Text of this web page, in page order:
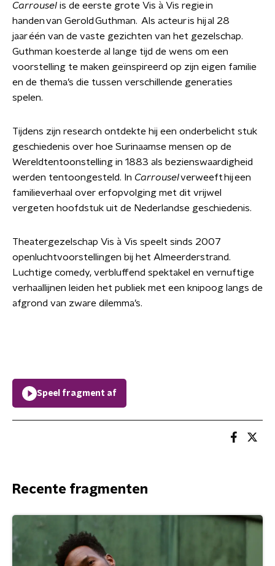
Carrousel is de eerste grote Vis à Vis regie in
handen van Gerold Guthman. Als acteur is hij al 28
jaar één van de vaste gezichten van het gezelschap.
Guthman koesterde al lange tijd de wens om een
voorstelling te maken geïnspireerd op zijn eigen familie
en de thema’s die tussen verschillende generaties
spelen.
Tijdens zijn research ontdekte hij een onderbelicht stuk
geschiedenis over hoe Surinaamse mensen op de
Wereldtentoonstelling in 1883 als bezienswaardigheid
werden tentoongesteld. In Carrouselverweeft hij een
familieverhaal over erfopvolging met dit vrijwel
vergeten hoofdstuk uit de Nederlandse geschiedenis.
Theatergezelschap Vis à Vis speelt sinds 2007
openluchtvoorstellingen bij het Almeerderstrand.
Luchtige comedy, verbluffend spektakel en vernuftige
verhaallijnen leiden het publiek met een knipoog langs de
afgrond van zware dilemma’s.
Speel fragment af
Recente fragmenten